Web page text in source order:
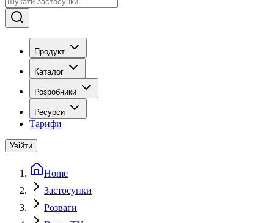
Продукт
Каталог
Розробники
Ресурси
Тарифи
Увійти
Home
Застосунки
Розваги